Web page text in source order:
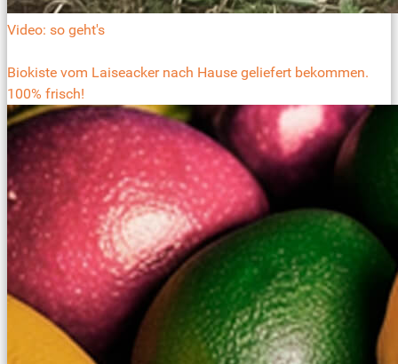
Video: so geht's
Biokiste vom Laiseacker nach Hause geliefert bekommen.
100% frisch!